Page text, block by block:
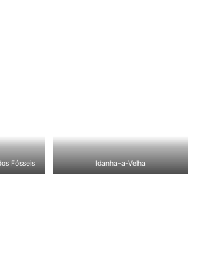
Fósseis Idanha-a-Velha